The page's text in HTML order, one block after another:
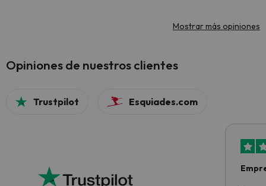
Mostrar más opiniones
Opiniones de nuestros clientes
Trustpilot Esquiades.com